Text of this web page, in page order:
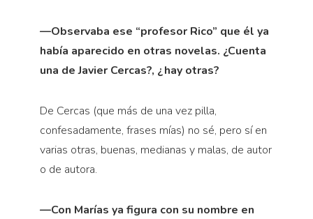
—Observaba ese “profesor Rico” que él ya
había aparecido en otras novelas. ¿Cuenta
una de Javier Cercas?, ¿hay otras?
De Cercas (que más de una vez pilla,
confesadamente, frases mías) no sé, pero sí en
varias otras, buenas, medianas y malas, de autor
o de autora.
—Con Marías ya figura con su nombre en